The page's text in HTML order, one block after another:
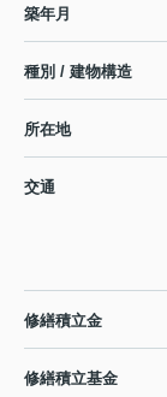
築年月
種別 / 建物構造
所在地
交通
修繕積立金
修繕積立基金